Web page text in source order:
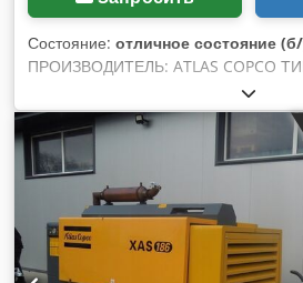
Состояние: отличное состояние
ПРОИЗВОДИТЕЛЬ: ATLAS COPCO
СЕРИЙНЫЙ НОМЕР: AIF072891 ГОД
МОЩНОСТЬ (кВт): 181
ДАВЛЕНИЕ (бар): 12,50
85719 ИНВЕРТОР: да ВСТРОЕННЫЙ
ТЕПЛООБМЕННИК: нет
воздух УСТАНОВЛЕН НА РЕЗЕРВУАР:
ДОКУМЕНТАЦИЯ: нет
An No Uock НОВЫЙ/Б/У: Б/У